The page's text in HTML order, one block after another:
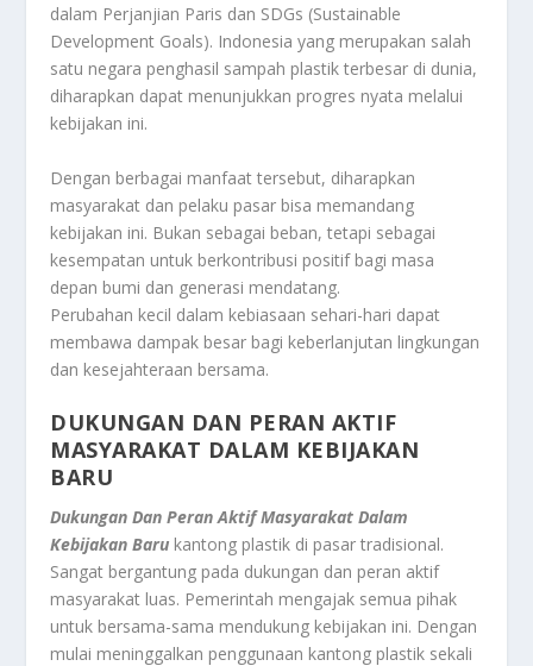
dalam Perjanjian Paris dan SDGs (Sustainable
Development Goals). Indonesia yang merupakan salah
satu negara penghasil sampah plastik terbesar di dunia,
diharapkan dapat menunjukkan progres nyata melalui
kebijakan ini.
Dengan berbagai manfaat tersebut, diharapkan
masyarakat dan pelaku pasar bisa memandang
kebijakan ini. Bukan sebagai beban, tetapi sebagai
kesempatan untuk berkontribusi positif bagi masa
depan bumi dan generasi mendatang.
Perubahan kecil dalam kebiasaan sehari-hari dapat
membawa dampak besar bagi keberlanjutan lingkungan
dan kesejahteraan bersama.
DUKUNGAN DAN PERAN AKTIF
MASYARAKAT DALAM KEBIJAKAN
BARU
Dukungan Dan Peran Aktif Masyarakat Dalam
Kebijakan Baru kantong plastik di pasar tradisional.
Sangat bergantung pada dukungan dan peran aktif
masyarakat luas. Pemerintah mengajak semua pihak
untuk bersama-sama mendukung kebijakan ini. Dengan
mulai meninggalkan penggunaan kantong plastik sekali